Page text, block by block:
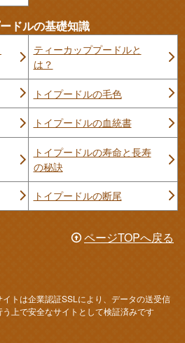
ドルの基礎知識
ティーカッププードルと
は？
トイプードルの毛色
トイプードルの血統書
トイプードルの寿命と長寿
の秘訣
トイプードルの断尾
ページTOPへ戻る
イトは企業認証SSLにより、データの送受信
う上で安全なサイトとして検証済みです